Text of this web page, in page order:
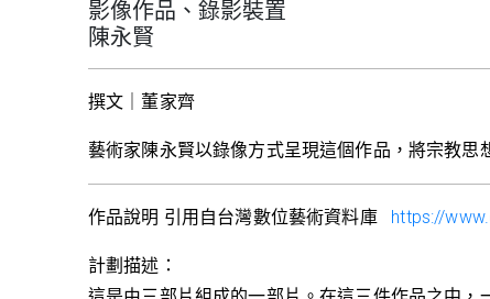
影像作品、錄影裝置
陳永賢
撰文｜董家齊
藝術家陳永賢以錄像方式呈現這個作品，將宗教
作品說明 引用自台灣數位藝術資料庫 https://
計劃描述：